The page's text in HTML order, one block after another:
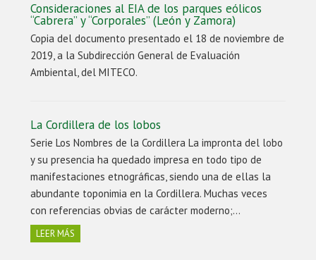
Consideraciones al EIA de los parques eólicos
“Cabrera” y “Corporales” (León y Zamora)
Copia del documento presentado el 18 de noviembre de
2019, a la Subdirección General de Evaluación
Ambiental, del MITECO.
La Cordillera de los lobos
Serie Los Nombres de la Cordillera La impronta del lobo
y su presencia ha quedado impresa en todo tipo de
manifestaciones etnográficas, siendo una de ellas la
abundante toponimia en la Cordillera. Muchas veces
con referencias obvias de carácter moderno;…
LEER MÁS